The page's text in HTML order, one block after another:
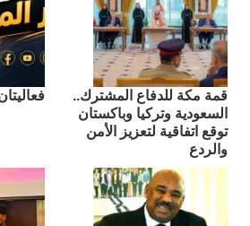
قمة مكة للدفاع المشترك..
السعودية وتركيا وباكستان
توقع اتفاقية لتعزيز الأمن
والردع